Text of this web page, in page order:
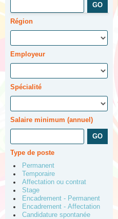
Région
Employeur
Spécialité
Salaire minimum (annuel)
Type de poste
Permanent
Temporaire
Affectation ou contrat
Stage
Encadrement - Permanent
Encadrement - Affectation
Candidature spontanée